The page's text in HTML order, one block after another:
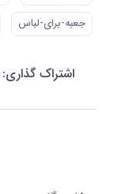
جعبه-برای-لباس
اشتراک گذاری: